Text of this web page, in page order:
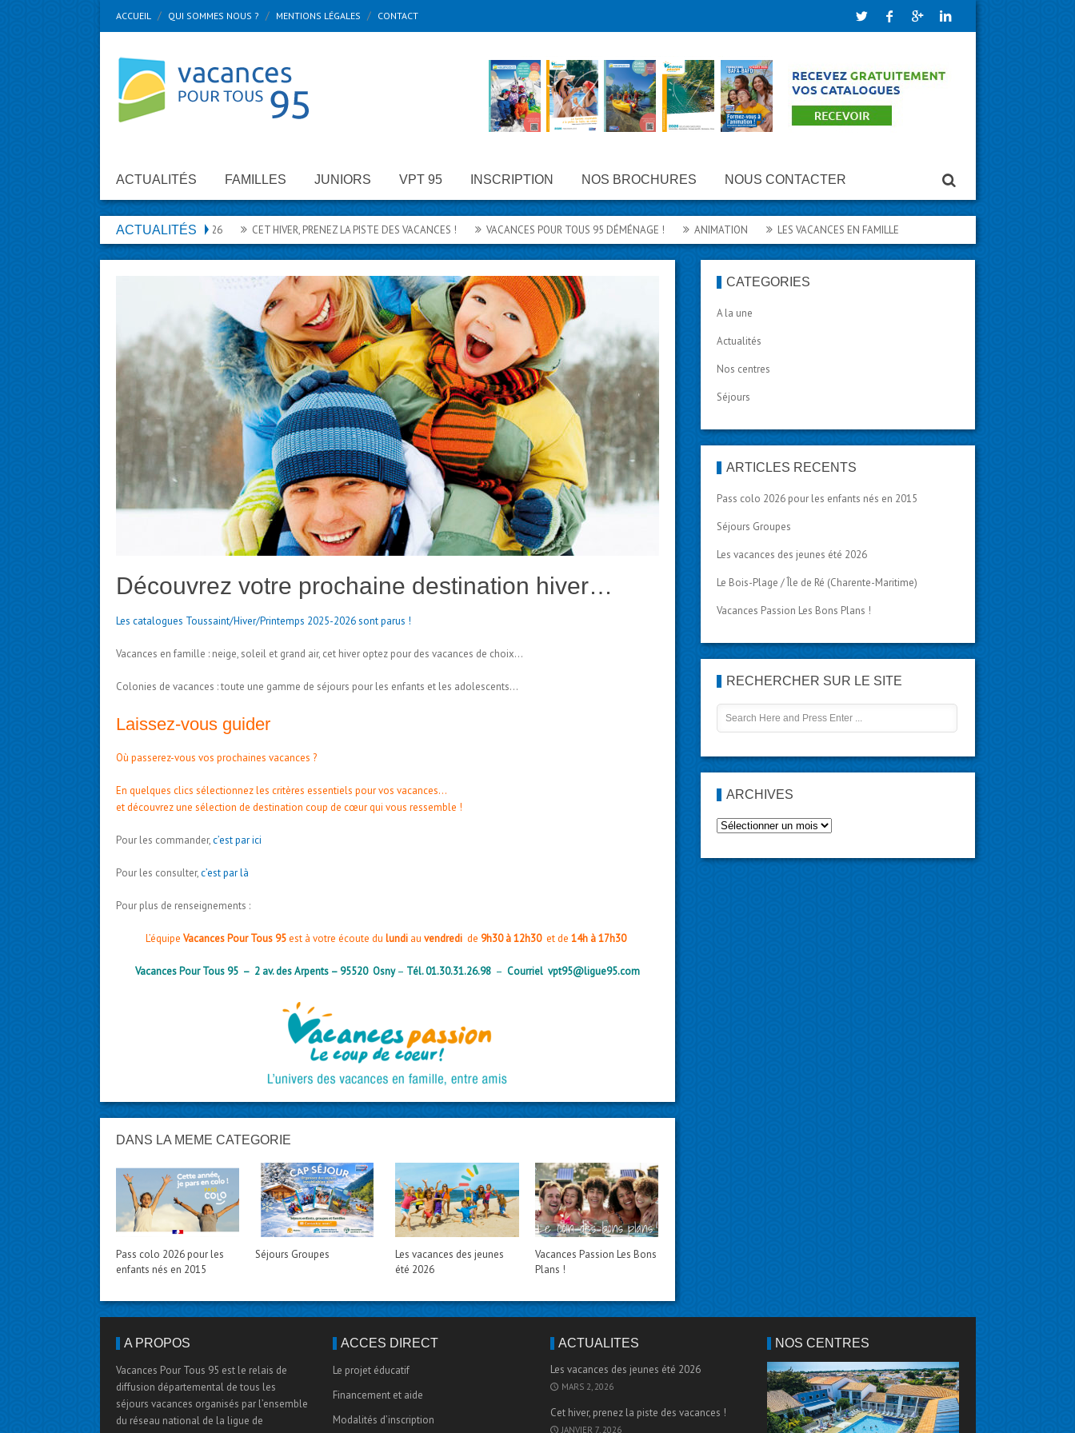
ACCUEIL QUI SOMMES NOUS ? MENTIONS LÉGALES CONTACT
ACTUALITÉS FAMILLES JUNIORS VPT 95 INSCRIPTION NOS BROCHURES NOUS CONTACTER
ACTUALITÉS
LES VACANCES DES JEUNES ÉTÉ 2026 CET HIVER, PRENEZ LA PISTE DES VACANCES ! VACANCES POUR TOUS 95 DÉMÉNAGE ! ANIMATION LES VACANCES EN FAMILLE
Découvrez votre prochaine destination hiver…
Les catalogues Toussaint/Hiver/Printemps 2025-2026 sont parus !
Vacances en famille : neige, soleil et grand air, cet hiver optez pour des vacances de choix…
Colonies de vacances : toute une gamme de séjours pour les enfants et les adolescents…
Laissez-vous guider
Où passerez-vous vos prochaines vacances ?
En quelques clics sélectionnez les critères essentiels pour vos vacances…
et découvrez une sélection de destination coup de cœur qui vous ressemble !
Pour les commander,c’est par ici
Pour les consulter,c’est par là
Pour plus de renseignements :
L’équipeVacances Pour Tous 95est à votre écoute du lundi au vendredide 9h30 à 12h30 et de14h à 17h30
Vacances Pour Tous 95 – 2 av. des Arpents – 95520 Osny– Tél. 01.30.31.26.98 – Courriel vpt95@ligue95.com
DANS LA MÊME CATÉGORIE
Pass colo 2026 pour les
enfants nés en 2015
Séjours Groupes
Les vacances des jeunes
été 2026
Vacances Passion Les Bons
Plans !
CATÉGORIES
A la une
Actualités
Nos centres
Séjours
ARTICLES RÉCENTS
Pass colo 2026 pour les enfants nés en 2015
Séjours Groupes
Les vacances des jeunes été 2026
Le Bois-Plage / Île de Ré (Charente-Maritime)
Vacances Passion Les Bons Plans !
RECHERCHER SUR LE SITE
ARCHIVES
A PROPOS
Vacances Pour Tous 95 est le relais de
diffusion départemental de tous les
séjours vacances organisés par l’ensemble
du réseau national de la ligue de
ACCÈS DIRECT
Le projet éducatif
Financement et aide
Modalités d’inscription
ACTUALITÉS
Les vacances des jeunes été 2026
MARS 2, 2026
Cet hiver, prenez la piste des vacances !
JANVIER 7, 2026
NOS CENTRES